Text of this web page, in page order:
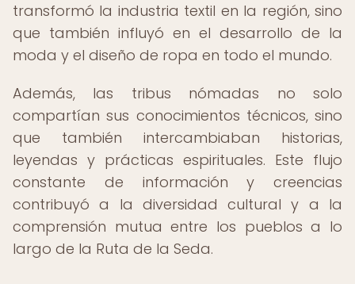
transformó la industria textil en la región, sino
que también influyó en el desarrollo de la
moda y el diseño de ropa en todo el mundo.
Además, las tribus nómadas no solo
compartían sus conocimientos técnicos, sino
que también intercambiaban historias,
leyendas y prácticas espirituales. Este flujo
constante de información y creencias
contribuyó a la diversidad cultural y a la
comprensión mutua entre los pueblos a lo
largo de la Ruta de la Seda.